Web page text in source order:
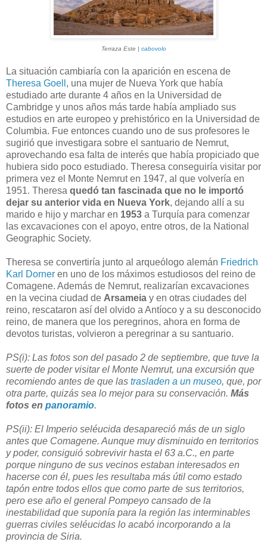
Terraza Este | cabovolo
La situación cambiaría con la aparición en escena de
Theresa Goell , una mujer de Nueva York que había
estudiado arte durante 4 años en la Universidad de
Cambridge y unos años más tarde había ampliado sus
estudios en arte europeo y prehistórico en la Universidad de
Columbia. Fue entonces cuando uno de sus profesores le
sugirió que investigara sobre el santuario de Nemrut,
aprovechando esa falta de interés que había propiciado que
hubiera sido poco estudiado. Theresa conseguiría visitar por
primera vez el Monte Nemrut en 1947, al que volvería en
1951. Theresa quedó tan fascinada que no le importó
dejar su anterior vida en Nueva York, dejando allí a su
marido e hijo y marchar en 1953 a Turquía para comenzar
las excavaciones con el apoyo, entre otros, de la National
Geographic Society.
Theresa se convertiría junto al arqueólogo alemán Friedrich
Karl Dorner en uno de los máximos estudiosos del reino de
Comagene. Además de Nemrut, realizarían excavaciones
en la vecina ciudad de Arsameia y en otras ciudades del
reino, rescataron así del olvido a Antíoco y a su desconocido
reino, de manera que los peregrinos, ahora en forma de
devotos turistas, volvieron a peregrinar a su santuario.
PS(i): Las fotos son del pasado 2 de septiembre, que tuve la
suerte de poder visitar el Monte Nemrut, una excursión que
recomiendo antes de que las trasladen a un museo, que, por
otra parte, quizás sea lo mejor para su conservación. Más
fotos en panoramio.
PS(ii): El Imperio seléucida desapareció más de un siglo
antes que Comagene. Aunque muy disminuido en territorios
y poder, consiguió sobrevivir hasta el 63 a.C., en parte
porque ninguno de sus vecinos estaban interesados en
hacerse con él, pues les resultaba más útil como estado
tapón entre todos ellos que como parte de sus territorios,
pero ese año el general Pompeyo cansado de la
inestabilidad que suponía para la región las interminables
guerras civiles seléucidas lo acabó incorporando a la
provincia de Siria.